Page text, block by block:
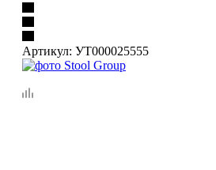
Артикул: УТ000025555